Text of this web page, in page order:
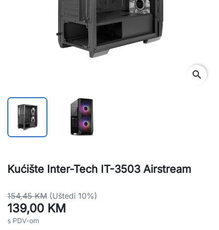
search
Kućište Inter-Tech IT-3503 Airstream
154,45 KM (Uštedi 10%)
139,00 KM
s PDV-om